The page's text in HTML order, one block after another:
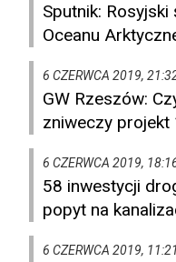
Sputnik: Rosyjski
Oceanu
6 CZERWCA 2019,
GW Rzeszów:
zniweczy projekt
6 CZERWCA 2019,
58 inwestycji
popyt na
6 CZERWCA 2019, 11:21